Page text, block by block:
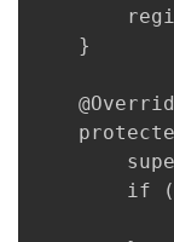
    }
if